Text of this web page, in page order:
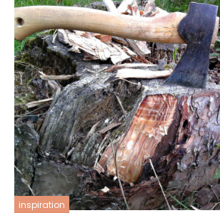
inspiration